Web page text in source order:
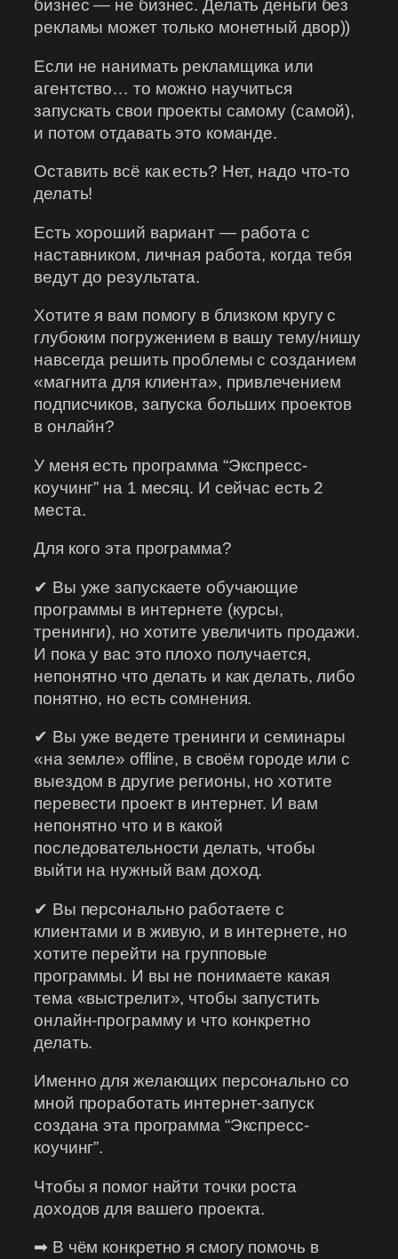
бизнес — не бизнес. Делать деньги без
рекламы может только монетный двор))
Если не нанимать рекламщика или
агентство… то можно научиться
запускать свои проекты самому (самой),
и потом отдавать это команде.
Оставить всё как есть? Нет, надо что-то
делать!
Есть хороший вариант — работа с
наставником, личная работа, когда тебя
ведут до результата.
Хотите я вам помогу в близком кругу с
глубоким погружением в вашу тему/нишу
навсегда решить проблемы с созданием
«магнита для клиента», привлечением
подписчиков, запуска больших проектов
в онлайн?
У меня есть программа “Экспресс-
коучинг” на 1 месяц. И сейчас есть 2
места.
Для кого эта программа?
✔ Вы уже запускаете обучающие
программы в интернете (курсы,
тренинги), но хотите увеличить продажи.
И пока у вас это плохо получается,
непонятно что делать и как делать, либо
понятно, но есть сомнения.
✔ Вы уже ведете тренинги и семинары
«на земле» offline, в своём городе или с
выездом в другие регионы, но хотите
перевести проект в интернет. И вам
непонятно что и в какой
последовательности делать, чтобы
выйти на нужный вам доход.
✔ Вы персонально работаете с
клиентами и в живую, и в интернете, но
хотите перейти на групповые
программы. И вы не понимаете какая
тема «выстрелит», чтобы запустить
онлайн-программу и что конкретно
делать.
Именно для желающих персонально со
мной проработать интернет-запуск
создана эта программа “Экспресс-
коучинг”.
Чтобы я помог найти точки роста
доходов для вашего проекта.
➡ В чём конкретно я смогу помочь в